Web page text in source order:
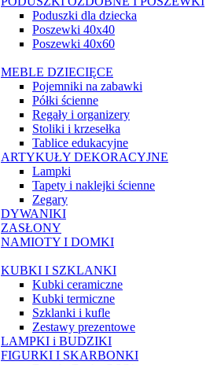
Poduszki dla dziecka
Poszewki 40x40
Poszewki 40x60
MEBLE DZIECIĘCE
Pojemniki na zabawki
Półki ścienne
Regały i organizery
Stoliki i krzesełka
Tablice edukacyjne
ARTYKUŁY DEKORACYJNE
Lampki
Tapety i naklejki ścienne
Zegary
DYWANIKI
ZASŁONY
NAMIOTY I DOMKI
KUBKI I SZKLANKI
Kubki ceramiczne
Kubki termiczne
Szklanki i kufle
Zestawy prezentowe
LAMPKI i BUDZIKI
FIGURKI I SKARBONKI